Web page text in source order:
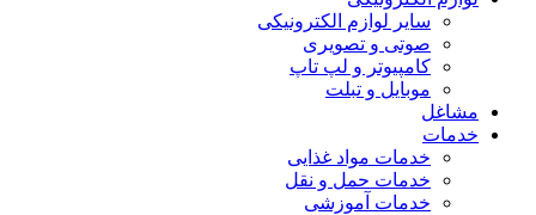
سایر لوازم الکترونیکی
صوتی و تصویری
کامپیوتر و لپ تاپ
موبایل و تبلت
مشاغل
خدمات
خدمات مواد غذایی
خدمات حمل و نقل
خدمات آموزشی